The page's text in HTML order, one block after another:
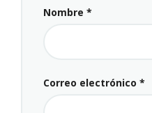
Nombre *
Correo electrónico *